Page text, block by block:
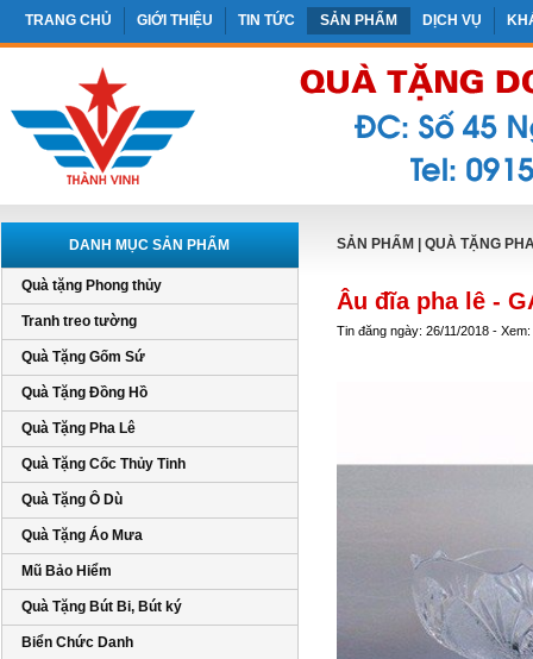
TRANG CHỦ GIỚI THIỆU TIN TỨC SẢN PHẨM DỊCH VỤ
DANH MỤC SẢN PHẨM
Quà tặng Phong thủy
Tranh treo tường
Quà Tặng Gốm Sứ
Quà Tặng Đồng Hồ
Quà Tặng Pha Lê
Quà Tặng Cốc Thủy Tinh
Quà Tặng Ô Dù
Quà Tặng Áo Mưa
Mũ Bảo Hiểm
Quà Tặng Bút Bi, Bút ký
Biển Chức Danh
SẢN PHẨM QUÀ TẶNG
Âu đĩa pha lê -
Tin đăng ngày: 26/11/2018 -